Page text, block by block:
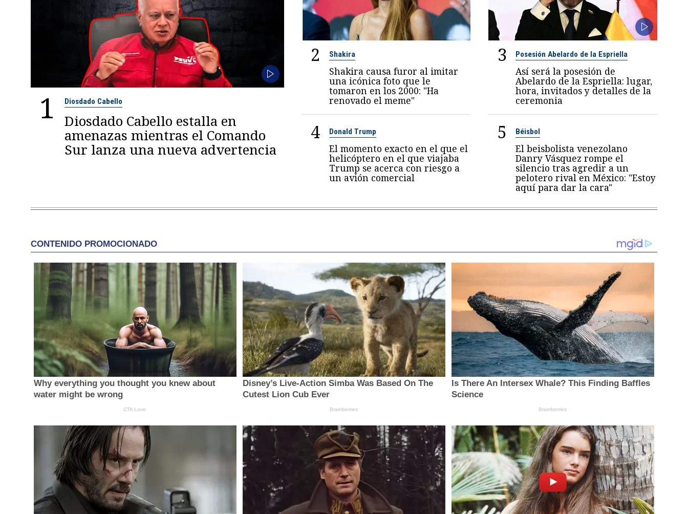
1 Diosdado Cabello
Diosdado Cabello estalla en
amenazas mientras el Comando
Sur lanza una nueva advertencia
2 Shakira
Shakira causa furor al imitar
una icónica foto que le
tomaron en los 2000: "Ha
renovado el meme"
3 Posesión Abelardo de la Espriella
Así será la posesión de
Abelardo de la Espriella: lugar,
hora, invitados y detalles de la
ceremonia
4 Donald Trump
El momento exacto en el que el
helicóptero en el que viajaba
Trump se acerca con riesgo a
un avión comercial
5 Béisbol
El beisbolista venezolano
Danry Vásquez rompe el
silencio tras agredir a un
pelotero rival en México: "Estoy
aquí para dar la cara"